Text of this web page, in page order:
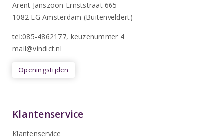
Arent Janszoon Ernststraat 665
1082 LG Amsterdam (Buitenveldert)
tel:085-4862177, keuzenummer 4
mail@vindict.nl
Openingstijden
Klantenservice
Klantenservice